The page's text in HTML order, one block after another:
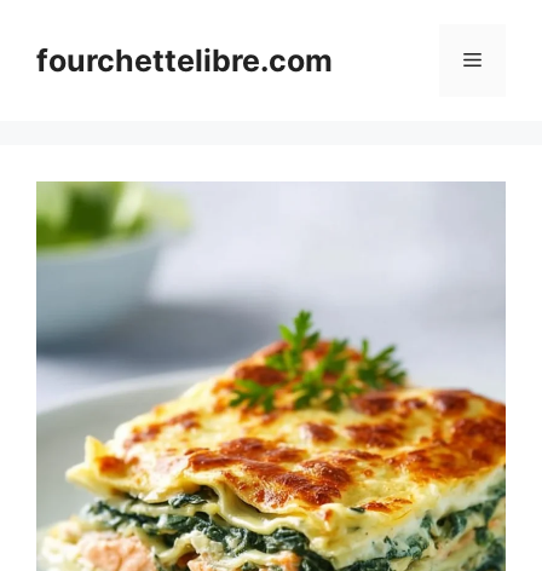
contentfourchettelibre.com Menu